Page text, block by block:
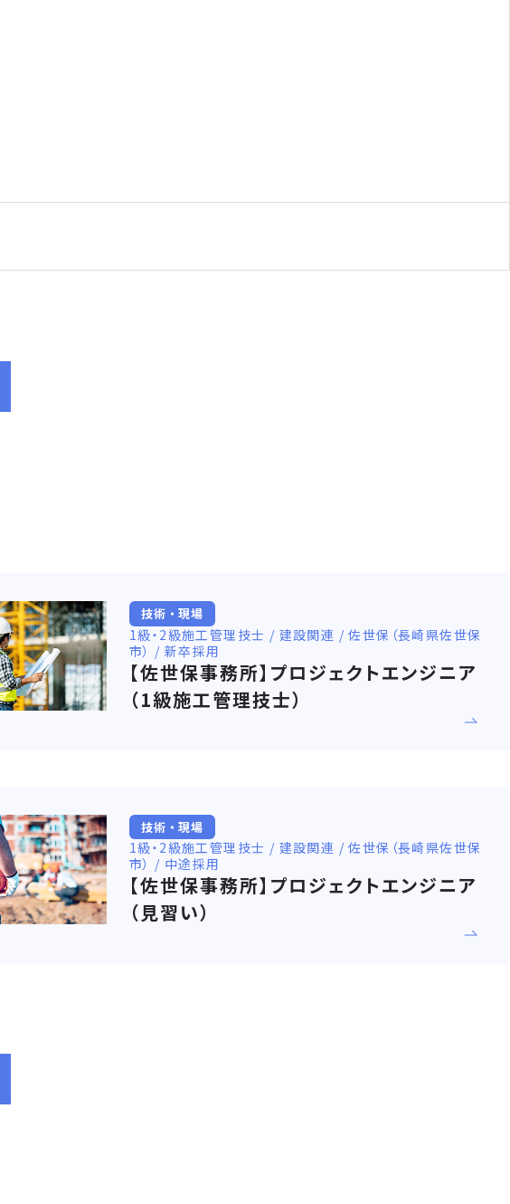
技術・現場
1級・2級施工管理技士 / 建設関連 / 佐世保（長崎県佐世保
市） / 新卒採用
【佐世保事務所】プロジェクトエンジニア
（1級施工管理技士）
技術・現場
1級・2級施工管理技士 / 建設関連 / 佐世保（長崎県佐世保
市） / 中途採用
【佐世保事務所】プロジェクトエンジニア
（見習い）